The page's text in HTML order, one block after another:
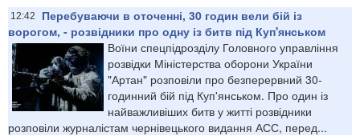
12:42
Перебуваючи в оточенні, 30 годин вели бій із
ворогом, - розвідники про одну із битв під Куп'янськом
Воїни спецпідрозділу Головного управління
розвідки Міністерства оборони України
"Артан" розповіли про безперервний 30-
годинний бій під Куп'янськом. Про один із
найважливіших битв у житті розвідники
розповіли журналістам чернівецького видання АСС, перед...